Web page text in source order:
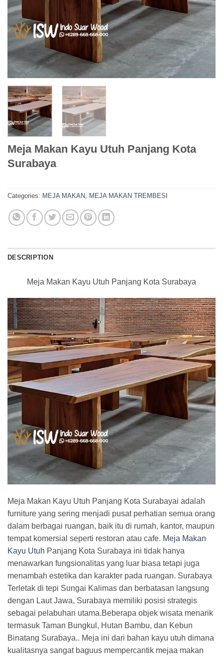
Meja Makan Kayu Utuh Panjang Kota
Surabaya
Categories: MEJA MAKAN MEJA MAKAN TREMBESI
DESCRIPTION
Meja Makan Kayu Utuh Panjang Kota Surabaya
Meja Makan Kayu Utuh Panjang Kota Surabayai adalah
furniture yang sering menjadi pusat perhatian semua orang
dalam berbagai ruangan, baik itu di rumah, kantor, maupun
tempat komersial seperti restoran atau cafe. Meja Makan
Kayu Utuh Panjang Kota Surabaya ini tidak hanya
menawarkan fungsionalitas yang luar biasa tetapi juga
menambah estetika dan karakter pada ruangan. Surabaya
Terletak di tepi Sungai Kalimas dan berbatasan langsung
dengan Laut Jawa, Surabaya memiliki posisi strategis
sebagai pelabuhan utama.Beberapa objek wisata menarik
termasuk Taman Bungkul, Hutan Bambu, dan Kebun
Binatang Surabaya.. Meja ini dari bahan kayu utuh dimana
kualitasnya sangat baguus mempercantik mejaa makan